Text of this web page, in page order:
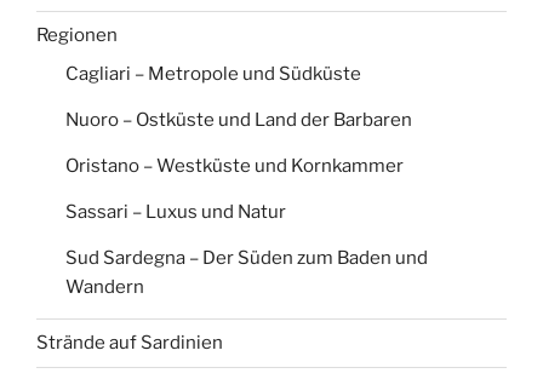
Regionen
Cagliari – Metropole und Südküste
Nuoro – Ostküste und Land der Barbaren
Oristano – Westküste und Kornkammer
Sassari – Luxus und Natur
Sud Sardegna – Der Süden zum Baden und
Wandern
Strände auf Sardinien